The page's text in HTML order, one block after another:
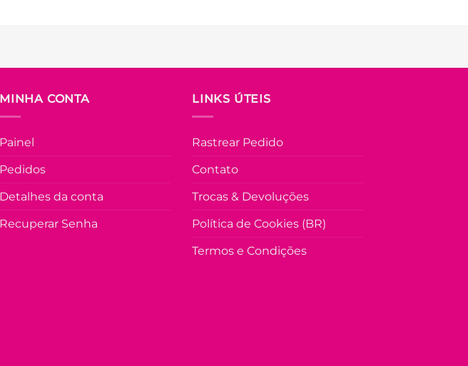
MINHA CONTA
Painel
Pedidos
Detalhes da conta
Recuperar Senha
LINKS ÚTEIS
Rastrear Pedido
Contato
Trocas & Devoluções
Política de Cookies (BR)
Termos e Condições